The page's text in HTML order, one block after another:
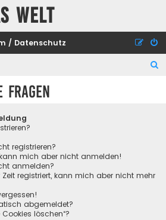
Welt
/ Datenschutz
Fragen
registrieren?
mich aber nicht anmelden!
anmelden?
registriert, kann mich aber nicht mehr
abgemeldet?
löschen“?